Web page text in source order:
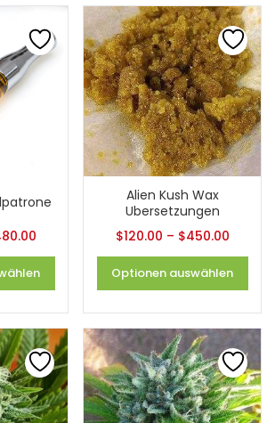
Alien Kush Wax
Ubersetzungen
$120.00 – $450.00
Optionen auswählen